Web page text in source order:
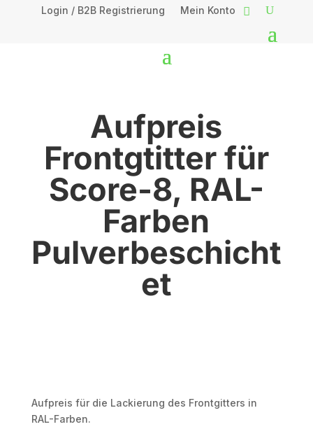
Login / B2B Registrierung Mein Konto
Aufpreis
Frontgtitter für
Score-8, RAL-
Farben
Pulverbeschicht
et
Aufpreis für die Lackierung des Frontgitters in
RAL-Farben.